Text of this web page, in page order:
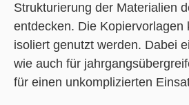
Strukturierung der Materialien
entdecken. Die
isoliert genutzt werden. Dabei
wie auch für
für einen unkomplizierten